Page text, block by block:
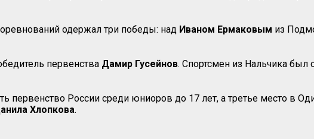
одержал три победы: над Иваном Ермаковым из
первенства Дамир Гусейнов. Спортсмен из Нальчика был
первенство России среди юниоров до 17 лет, а третье место в
Хлопкова.